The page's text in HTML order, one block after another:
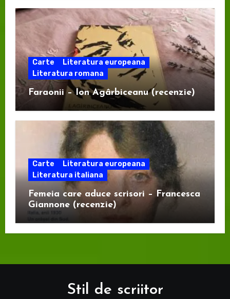
Carte
Literatura europeana
Literatura romana
Faraonii – Ion Agârbiceanu (recenzie)
Carte
Literatura europeana
Literatura italiana
Femeia care aduce scrisori – Francesca
Giannone (recenzie)
Stil de scriitor